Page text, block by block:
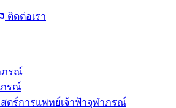
ติดต่อเรา
ภรณ์
ภรณ์
ตร์การแพทย์เจ้าฟ้าจุฬาภรณ์